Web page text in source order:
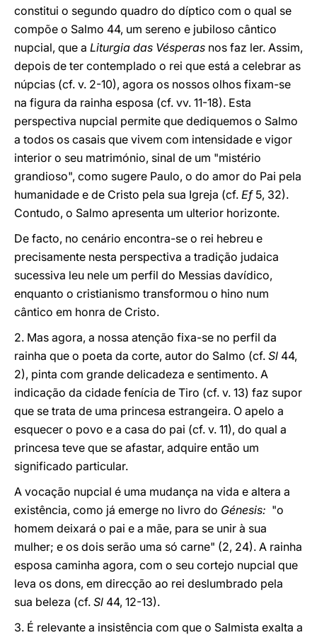
constitui o segundo quadro do díptico com o qual se
compõe o Salmo 44, um sereno e jubiloso cântico
nupcial, que a Liturgia das Vésperas nos faz ler. Assim,
depois de ter contemplado o rei que está a celebrar as
núpcias (cf. v. 2-10), agora os nossos olhos fixam-se
na figura da rainha esposa (cf. vv. 11-18). Esta
perspectiva nupcial permite que dediquemos o Salmo
a todos os casais que vivem com intensidade e vigor
interior o seu matrimónio, sinal de um "mistério
grandioso", como sugere Paulo, o do amor do Pai pela
humanidade e de Cristo pela sua Igreja (cf. Ef 5, 32).
Contudo, o Salmo apresenta um ulterior horizonte.
De facto, no cenário encontra-se o rei hebreu e
precisamente nesta perspectiva a tradição judaica
sucessiva leu nele um perfil do Messias davídico,
enquanto o cristianismo transformou o hino num
cântico em honra de Cristo.
2. Mas agora, a nossa atenção fixa-se no perfil da
rainha que o poeta da corte, autor do Salmo (cf. Sl 44,
2), pinta com grande delicadeza e sentimento. A
indicação da cidade fenícia de Tiro (cf. v. 13) faz supor
que se trata de uma princesa estrangeira. O apelo a
esquecer o povo e a casa do pai (cf. v. 11), do qual a
princesa teve que se afastar, adquire então um
significado particular.
A vocação nupcial é uma mudança na vida e altera a
existência, como já emerge no livro do Génesis: "o
homem deixará o pai e a mãe, para se unir à sua
mulher; e os dois serão uma só carne" (2, 24). A rainha
esposa caminha agora, com o seu cortejo nupcial que
leva os dons, em direcção ao rei deslumbrado pela
sua beleza (cf. Sl 44, 12-13).
3. É relevante a insistência com que o Salmista exalta a